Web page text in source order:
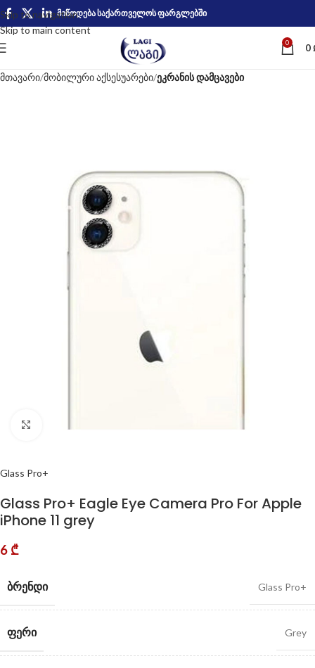
Skip to navigation
Skip to main content
მიწოდება საქართველოს ფარგლებში
0 0
მთავარი მობილური აქსესუარები ეკრანის დამცავები
Glass Pro+
Glass Pro+ Eagle Eye Camera Pro For Apple
iPhone 11 grey
6 ₾
ᲑᲠᲔᲜᲓᲘ Glass Pro+
ᲤᲔᲠᲘ Grey